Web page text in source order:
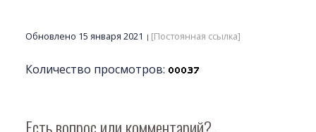
Обновлено 15 января 2021 [Постоянная ссылка]
Количество просмотров: